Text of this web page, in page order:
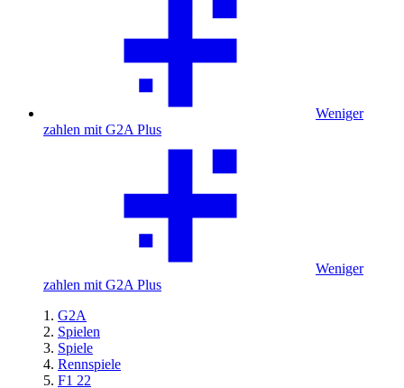
Weniger
zahlen mit G2A Plus
Weniger
zahlen mit G2A Plus
G2A
Spielen
Spiele
Rennspiele
F1 22